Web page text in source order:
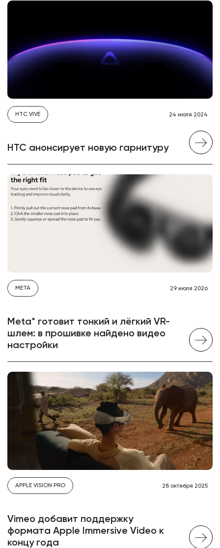
HTC VIVE 24 июля 2024
HTC анонсирует новую гарнитуру
META 29 июля 2026
Meta* готовит тонкий и лёгкий VR-
шлем: в прошивке найдено видео
настройки
APPLE VISION PRO 28 октября 2025
Vimeo добавит поддержку
формата Apple Immersive Video к
концу года